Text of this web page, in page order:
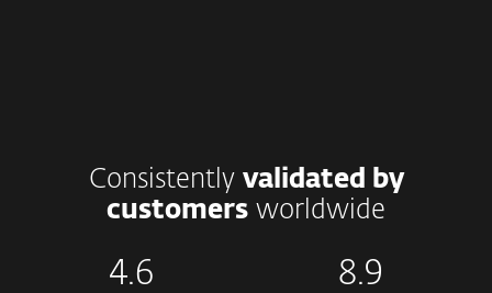
Consistently validated by
customers worldwide
4.6 8.9